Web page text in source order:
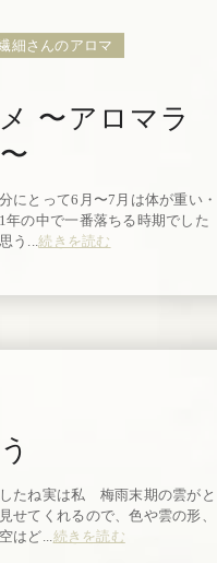
細さんのアロマ
〜アロマラ
にとって6月〜7月は体が重い・
の中で一番落ちる時期でした
う...続きを読む
たね実は私 梅雨末期の雲がと
せてくれるので、色や雲の形、
はど... 続きを読む